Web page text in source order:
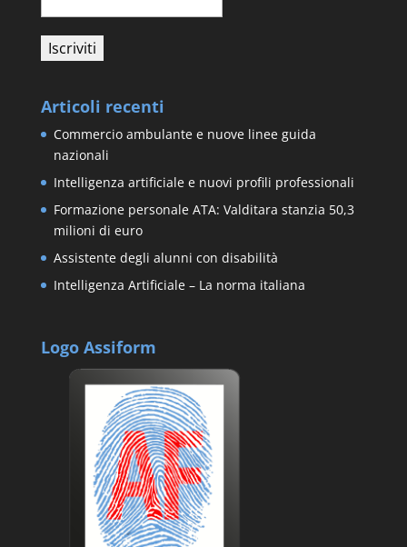
Articoli recenti
Commercio ambulante e nuove linee guida
nazionali
Intelligenza artificiale e nuovi profili professionali
Formazione personale ATA: Valditara stanzia 50,3
milioni di euro
Assistente degli alunni con disabilità
Intelligenza Artificiale – La norma italiana
Logo Assiform